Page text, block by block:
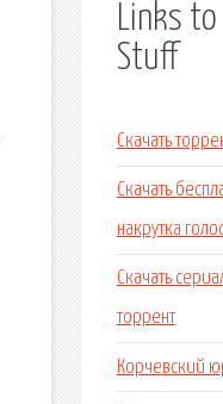
Links
Stuff
Скачать
Скачать
накрутка
Скачать
торрент
Корчевский